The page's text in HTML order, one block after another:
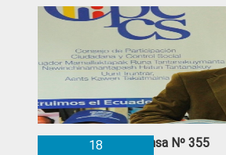
Boletín de Prensa Nº 355
18